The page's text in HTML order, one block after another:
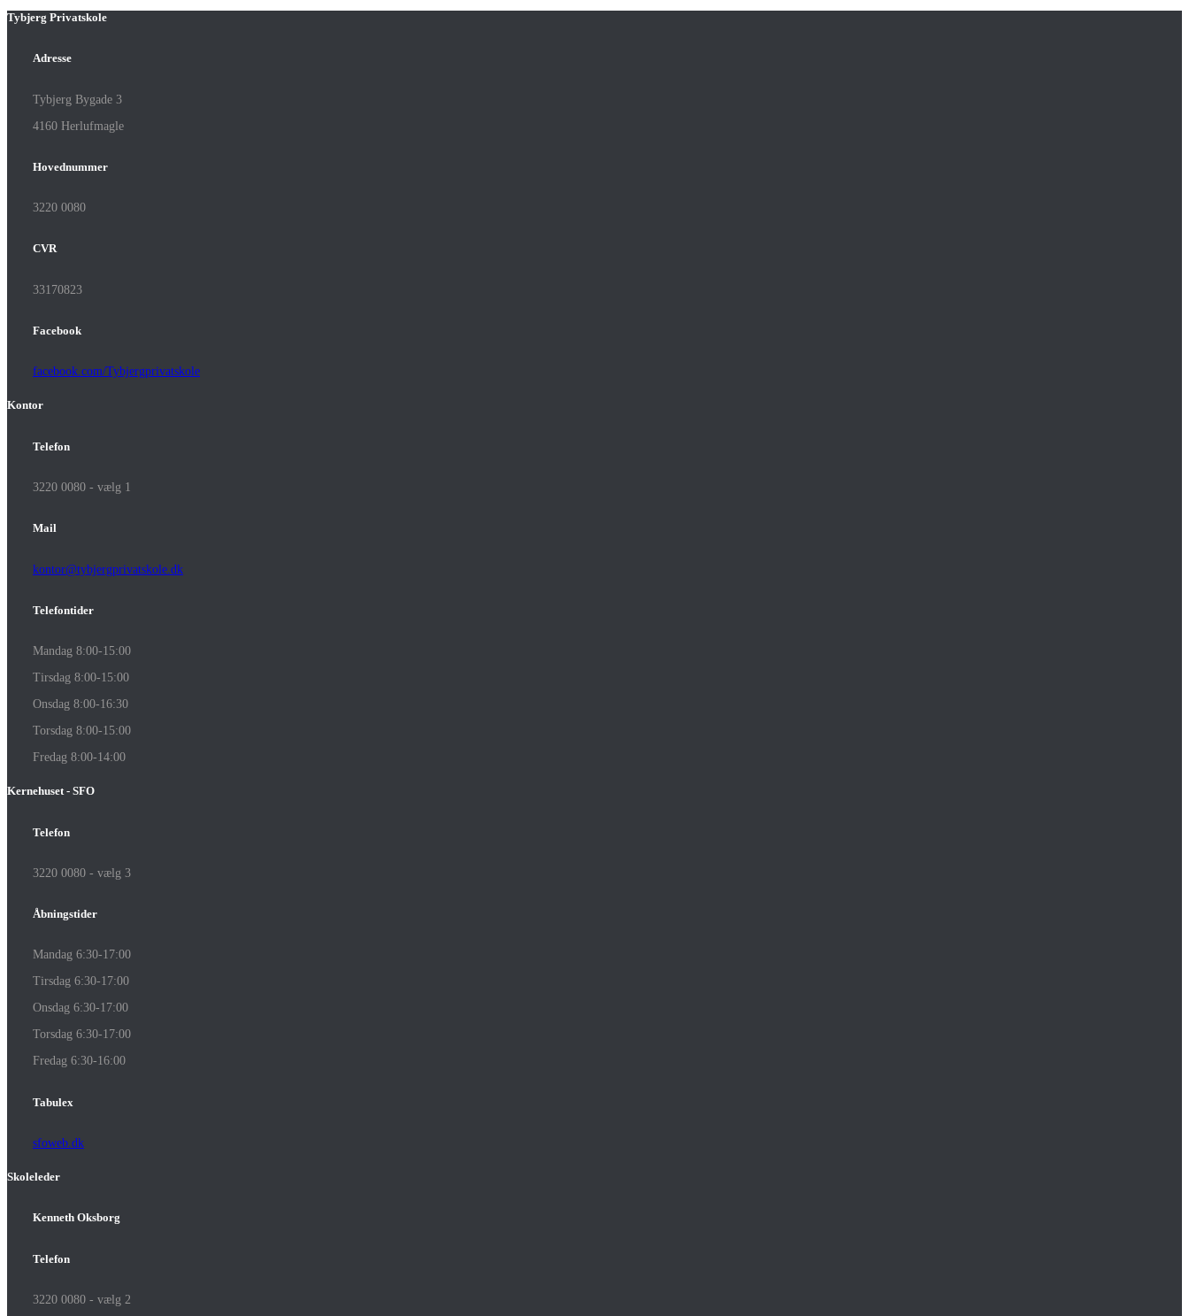
Tybjerg Privatskole
Adresse
Tybjerg Bygade 3
4160 Herlufmagle
Hovednummer
3220 0080
CVR
33170823
Facebook
facebook.com/Tybjergprivatskole
Kontor
Telefon
3220 0080 - vælg 1
Mail
kontor@tybjergprivatskole.dk
Telefontider
Mandag 8:00-15:00
Tirsdag 8:00-15:00
Onsdag 8:00-16:30
Torsdag 8:00-15:00
Fredag 8:00-14:00
Kernehuset - SFO
Telefon
3220 0080 - vælg 3
Åbningstider
Mandag 6:30-17:00
Tirsdag 6:30-17:00
Onsdag 6:30-17:00
Torsdag 6:30-17:00
Fredag 6:30-16:00
Tabulex
sfoweb.dk
Skoleleder
Kenneth Oksborg
Telefon
3220 0080 - vælg 2